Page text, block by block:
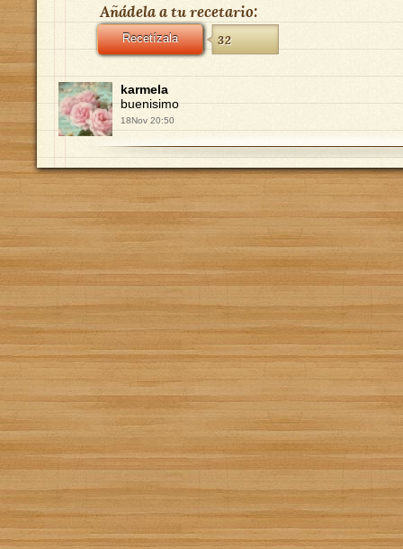
Añádela a tu recetario:
Recetízala 32
karmela
buenisimo
18Nov 20:50